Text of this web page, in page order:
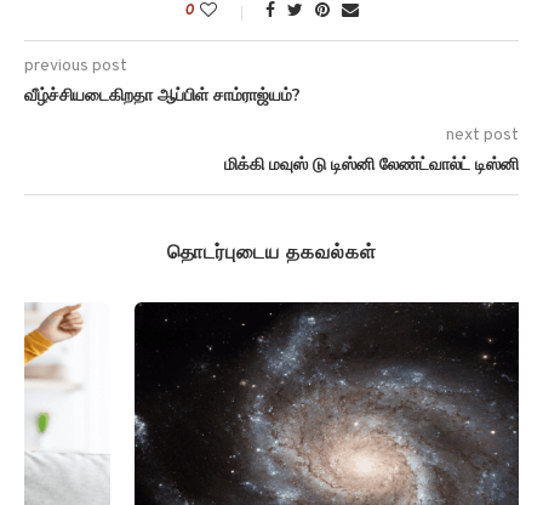
0
previous post
வீழ்ச்சியடைகிறதா ஆப்பிள் சாம்ராஜ்யம்?
next post
மிக்கி மவுஸ் டு டிஸ்னி லேண்ட்வால்ட் டிஸ்னி
தொடர்புடைய தகவல்கள்